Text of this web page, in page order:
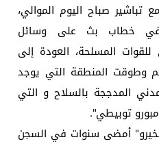
تباشير صباح اليوم الموالي،
خطاب بث على وسائل
للقوات المسلحة، العودة إلى
وطوقت المنطقة التي يوجد
المدججة بالسلاح و التي
توبيطي".
أمضى سنوات في السجن